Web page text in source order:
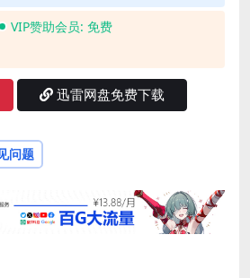
VIP赞助会员: 免费
迅雷网盘免费下载
问题